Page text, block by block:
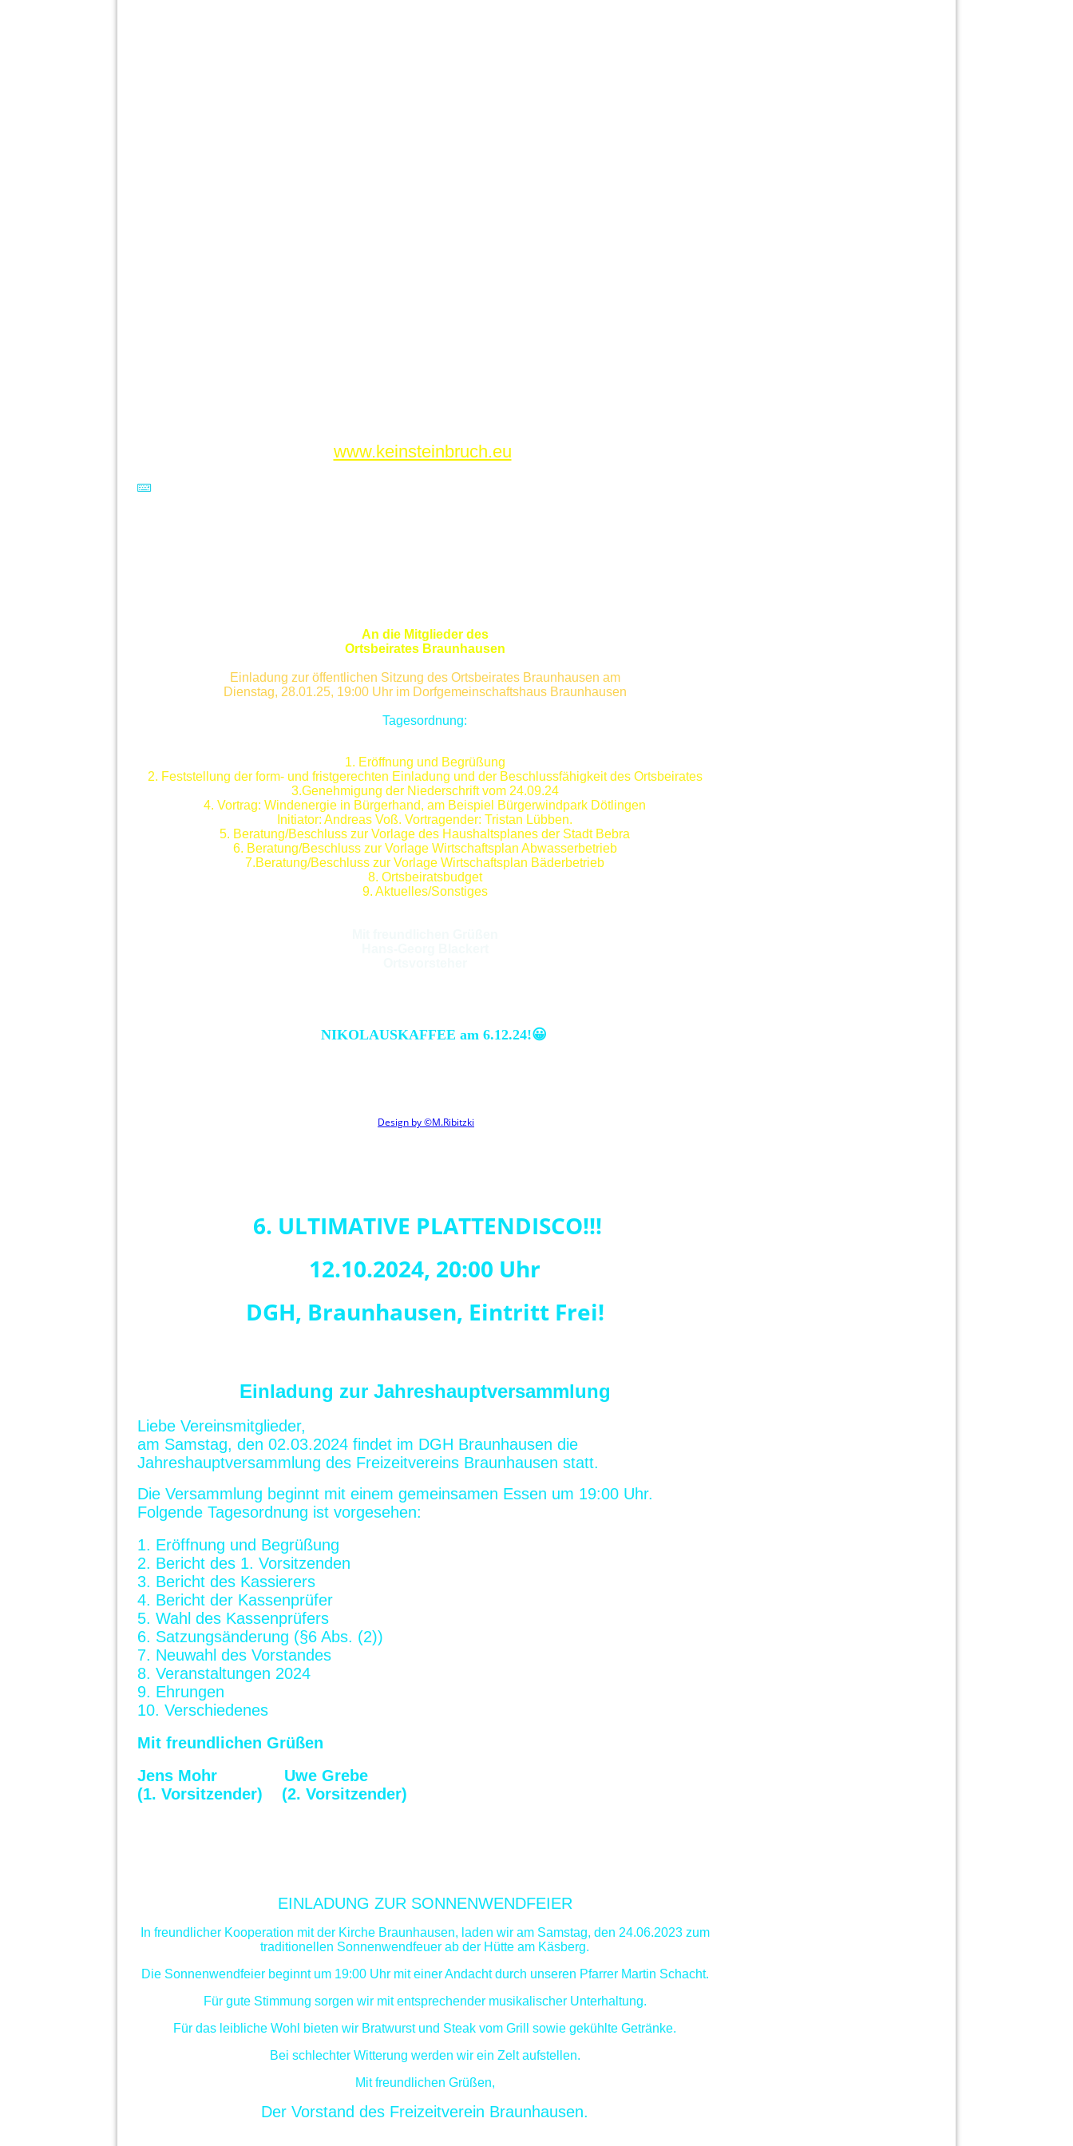
www.keinsteinbruch.eu
An die Mitglieder des
Ortsbeirates Braunhausen
Einladung zur öffentlichen Sitzung des Ortsbeirates Braunhausen am
Dienstag, 28.01.25, 19:00 Uhr im Dorfgemeinschaftshaus Braunhausen
Tagesordnung:
1. Eröffnung und Begrüßung
2. Feststellung der form- und fristgerechten Einladung und der Beschlussfähigkeit des Ortsbeirates
3.Genehmigung der Niederschrift vom 24.09.24
4. Vortrag: Windenergie in Bürgerhand, am Beispiel Bürgerwindpark Dötlingen
Initiator: Andreas Voß. Vortragender: Tristan Lübben.
5. Beratung/Beschluss zur Vorlage des Haushaltsplanes der Stadt Bebra
6. Beratung/Beschluss zur Vorlage Wirtschaftsplan Abwasserbetrieb
7.Beratung/Beschluss zur Vorlage Wirtschaftsplan Bäderbetrieb
8. Ortsbeiratsbudget
9. Aktuelles/Sonstiges
NIKOLAUSKAFFEE am 6.12.24!😀
Design by ©M.Ribitzki
6. ULTIMATIVE PLATTENDISCO!!!
12.10.2024, 20:00 Uhr
DGH, Braunhausen, Eintritt Frei!
Einladung zur Jahreshauptversammlung
Liebe Vereinsmitglieder,
am Samstag, den 02.03.2024 findet im DGH Braunhausen die
Jahreshauptversammlung des Freizeitvereins Braunhausen statt.
Die Versammlung beginnt mit einem gemeinsamen Essen um 19:00 Uhr.
Folgende Tagesordnung ist vorgesehen:
1. Eröffnung und Begrüßung
2. Bericht des 1. Vorsitzenden
3. Bericht des Kassierers
4. Bericht der Kassenprüfer
5. Wahl des Kassenprüfers
6. Satzungsänderung (§6 Abs. (2))
7. Neuwahl des Vorstandes
8. Veranstaltungen 2024
9. Ehrungen
10. Verschiedenes
Mit freundlichen Grüßen
Jens Mohr Uwe Grebe
(1. Vorsitzender) (2. Vorsitzender)
EINLADUNG ZUR SONNENWENDFEIER
In freundlicher Kooperation mit der Kirche Braunhausen, laden wir am Samstag, den 24.06.2023 zum
traditionellen Sonnenwendfeuer ab der Hütte am Käsberg.
Die Sonnenwendfeier beginnt um 19:00 Uhr mit einer Andacht durch unseren Pfarrer Martin Schacht.
Für gute Stimmung sorgen wir mit entsprechender musikalischer Unterhaltung.
Für das leibliche Wohl bieten wir Bratwurst und Steak vom Grill sowie gekühlte Getränke.
Bei schlechter Witterung werden wir ein Zelt aufstellen.
Mit freundlichen Grüßen,
Der Vorstand des Freizeitverein Braunhausen.